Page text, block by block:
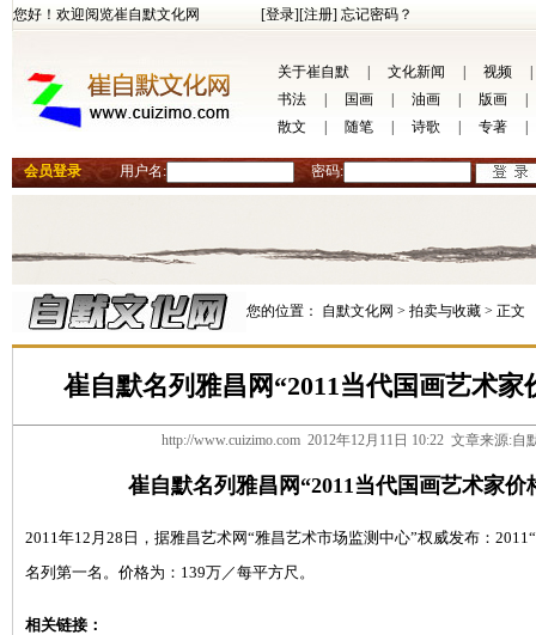
您好！欢迎阅览崔自默文化网 [登录][注册] 忘记密码？
关于崔自默 文化新闻 视频
书法
国画 油画 版画
散文
随笔 诗歌 专著
会员登录 用户名: 密码:
您的位置： 自默文化网 > 拍卖与收藏 > 正文
崔自默名列雅昌网“2011当代国画艺术
http://www.cuizimo.com 2012年12月11日 10:22 文章来源:
崔自默名列雅昌网“2011当代国画艺术家价
2011年12月28日，据雅昌艺术网“雅昌艺术市场监测中心”权威发布：
名列第一名。价格为：139万／每平方尺。
相关链接：